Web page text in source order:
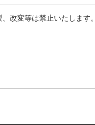
改変等は禁止いたします。